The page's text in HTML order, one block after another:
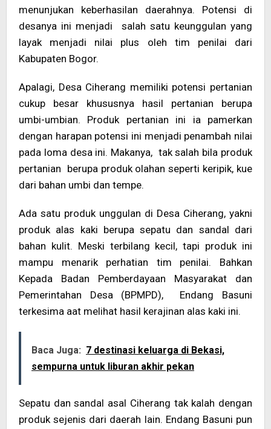
menunjukan keberhasilan daerahnya. Potensi di
desanya ini menjadi salah satu keunggulan yang
layak menjadi nilai plus oleh tim penilai dari
Kabupaten Bogor.
Apalagi, Desa Ciherang memiliki potensi pertanian
cukup besar khususnya hasil pertanian berupa
umbi-umbian. Produk pertanian ini ia pamerkan
dengan harapan potensi ini menjadi penambah nilai
pada loma desa ini. Makanya, tak salah bila produk
pertanian berupa produk olahan seperti keripik, kue
dari bahan umbi dan tempe.
Ada satu produk unggulan di Desa Ciherang, yakni
produk alas kaki berupa sepatu dan sandal dari
bahan kulit. Meski terbilang kecil, tapi produk ini
mampu menarik perhatian tim penilai. Bahkan
Kepada Badan Pemberdayaan Masyarakat dan
Pemerintahan Desa (BPMPD), Endang Basuni
terkesima aat melihat hasil kerajinan alas kaki ini.
Baca Juga: 7 destinasi keluarga di Bekasi,
sempurna untuk liburan akhir pekan
Sepatu dan sandal asal Ciherang tak kalah dengan
produk sejenis dari daerah lain. Endang Basuni pun